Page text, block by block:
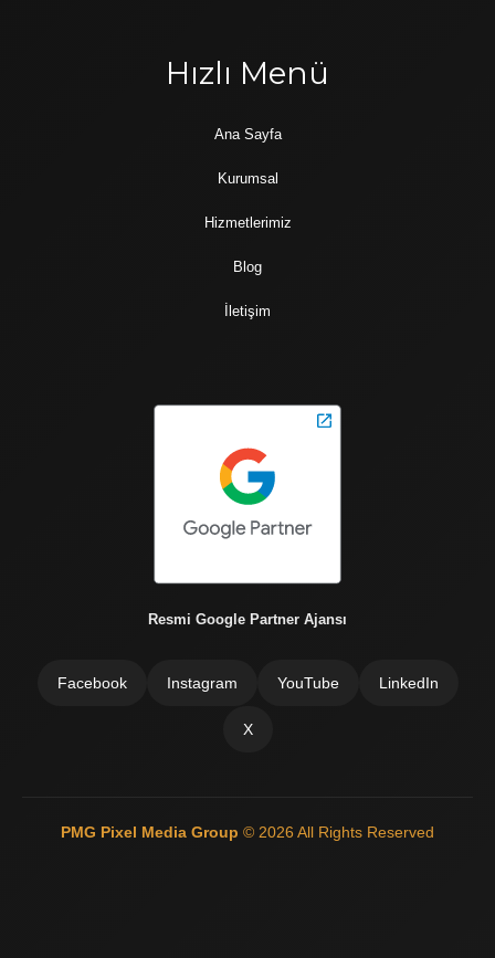
Hızlı Menü
Ana Sayfa
Kurumsal
Hizmetlerimiz
Blog
İletişim
Resmi Google Partner Ajansı
Facebook Instagram YouTube LinkedIn
X
PMG Pixel Media Group © 2026 All Rights Reserved